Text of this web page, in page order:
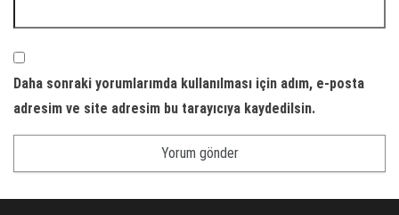
Daha sonraki yorumlarımda kullanılması için adım, e-posta
adresim ve site adresim bu tarayıcıya kaydedilsin.